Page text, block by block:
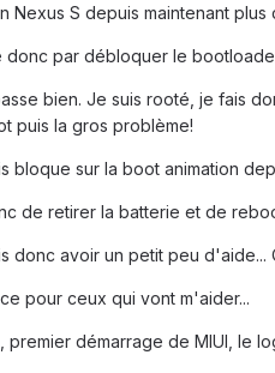
Nexus S depuis maintenant
donc par débloquer le
bien. Je suis rooté, je fais
puis la gros problème!
bloque sur la boot animation
de retirer la batterie et de
donc avoir un petit peu
pour ceux qui vont m'aider...
premier démarrage de MIUI, le